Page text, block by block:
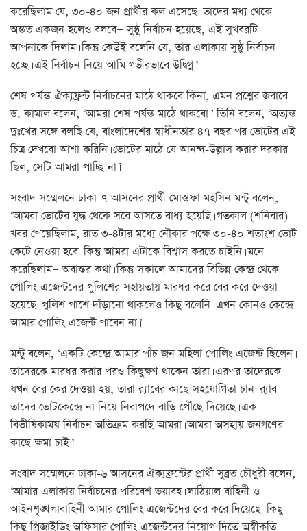
করেছিলাম যে, ৩০-৪০ জন প্রার্থীর কল এসেছে। তাদের মধ্য থেকে
অন্তত একজন হলেও বলবে— সুষ্ঠু নির্বাচন হয়েছে, এই সুখবরটি
আপনাকে দিলাম। কিন্তু কেউই বলেনি যে, তার এলাকায় সুষ্ঠু নির্বাচন
হচ্ছে। এই নির্বাচন নিয়ে আমি গভীরভাবে উদ্বিগ্ন।’
শেষ পর্যন্ত ঐক্যফ্রন্ট নির্বাচনের মাঠে থাকবে কিনা, এমন প্রশ্নের জবাবে
ড. কামাল বলেন, ‘আমরা শেষ পর্যন্ত মাঠে থাকবো।’ তিনি বলেন, ‘অত্যন্ত
দুঃখের সঙ্গে বলছি যে, বাংলাদেশের স্বাধীনতার ৪৭ বছর পর ভোটের এই
চিত্র দেখবো আশা করিনি। ভোটের মাঠে যে আনন্দ-উল্লাস করার দরকার
ছিল, সেটি আমরা পাচ্ছি না।’
সংবাদ সম্মেলনে ঢাকা-৭ আসনের প্রার্থী মোস্তফা মহসিন মন্টু বলেন,
‘আমরা ভোটের যুদ্ধ থেকে সরে আসতে বাধ্য হয়েছি। গতকাল (শনিবার)
খবর পেয়েছিলাম, রাত ৩-৪টার মধ্যে নৌকার পক্ষে ৩০-৪০ শতাংশ ভোট
কেটে নেওয়া হবে। কিন্তু আমরা এটাকে বিশ্বাস করতে চাইনি। মনে
করেছিলাম— অবান্তর কথা। কিন্তু সকালে আমাদের বিভিন্ন কেন্দ্র থেকে
পোলিং এজেন্টদের পুলিশের সহায়তায় মারধর করে বের করে দেওয়া
হয়েছে। পুলিশ পাশে দাঁড়ানো থাকলেও কিছু বলেনি। এখন কোনও কেন্দ্রে
আমার পোলিং এজেন্ট পাবেন না।’
মন্টু বলেন, ‘একটি কেন্দ্রে আমার পাঁচ জন মহিলা পোলিং এজেন্ট ছিলেন।
তাদেরকে মারধর করার পরও কিছুক্ষণ থাকেন তারা। এরপর তাদেরকে
যখন বের কের দেওয়া হয়, তারা র‍্যাবের কাছে সহযোগিতা চান। র‍্যাব
তাদের ভোটকেন্দ্রে না নিয়ে নিরাপদে বাড়ি পৌঁছে দিয়েছে। এক
বিভীষিকাময় নির্বাচন অতিক্রম করছি আমরা। আমরা অসহায় জনগণের
কাছে ক্ষমা চাই।’
সংবাদ সম্মেলনে ঢাকা-৬ আসনের ঐক্যফ্রন্টের প্রার্থী সুব্রত চৌধুরী বলেন,
‘আমার এলাকায় নির্বাচনের পরিবেশ ভয়াবহ। লাঠিয়াল বাহিনী ও
আইনশৃঙ্খলাবাহিনী আমার পোলিং এজেন্টদের বের করে দিয়েছে। কিছু
কিছু প্রিজাইডিং অফিসার পোলিং এজেন্টদের নিয়োগ দিতে অস্বীকৃতি